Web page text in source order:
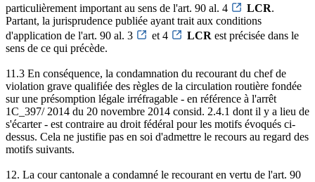
particulièrement important au sens de l'art. 90 al. 4
LCR.
Partant, la jurisprudence publiée ayant trait aux conditions
d'application de l'art. 90 al. 3
et 4 LCR est précisée dans le
sens de ce qui précède.
11.3 En conséquence, la condamnation du recourant du chef de
violation grave qualifiée des règles de la circulation routière fondée
sur une présomption légale irréfragable - en référence à l'arrêt
1C_397/ 2014 du 20 novembre 2014 consid. 2.4.1 dont il y a lieu de
s'écarter - est contraire au droit fédéral pour les motifs évoqués ci-
dessus. Cela ne justifie pas en soi d'admettre le recours au regard des
motifs suivants.
12. La cour cantonale a condamné le recourant en vertu de l'art. 90